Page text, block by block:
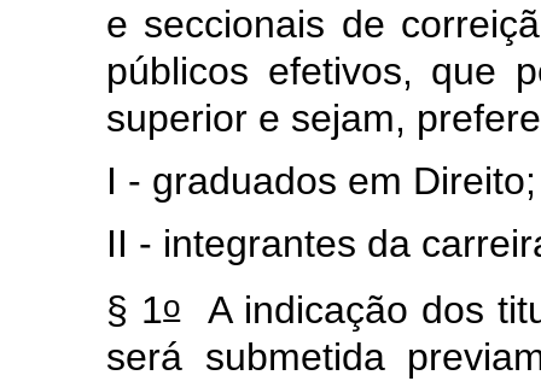
e seccionais de
públicos efetivos, que
superior e sejam,
I - graduados em
II - integrantes da
§ 1oA indicação dos
será submetida